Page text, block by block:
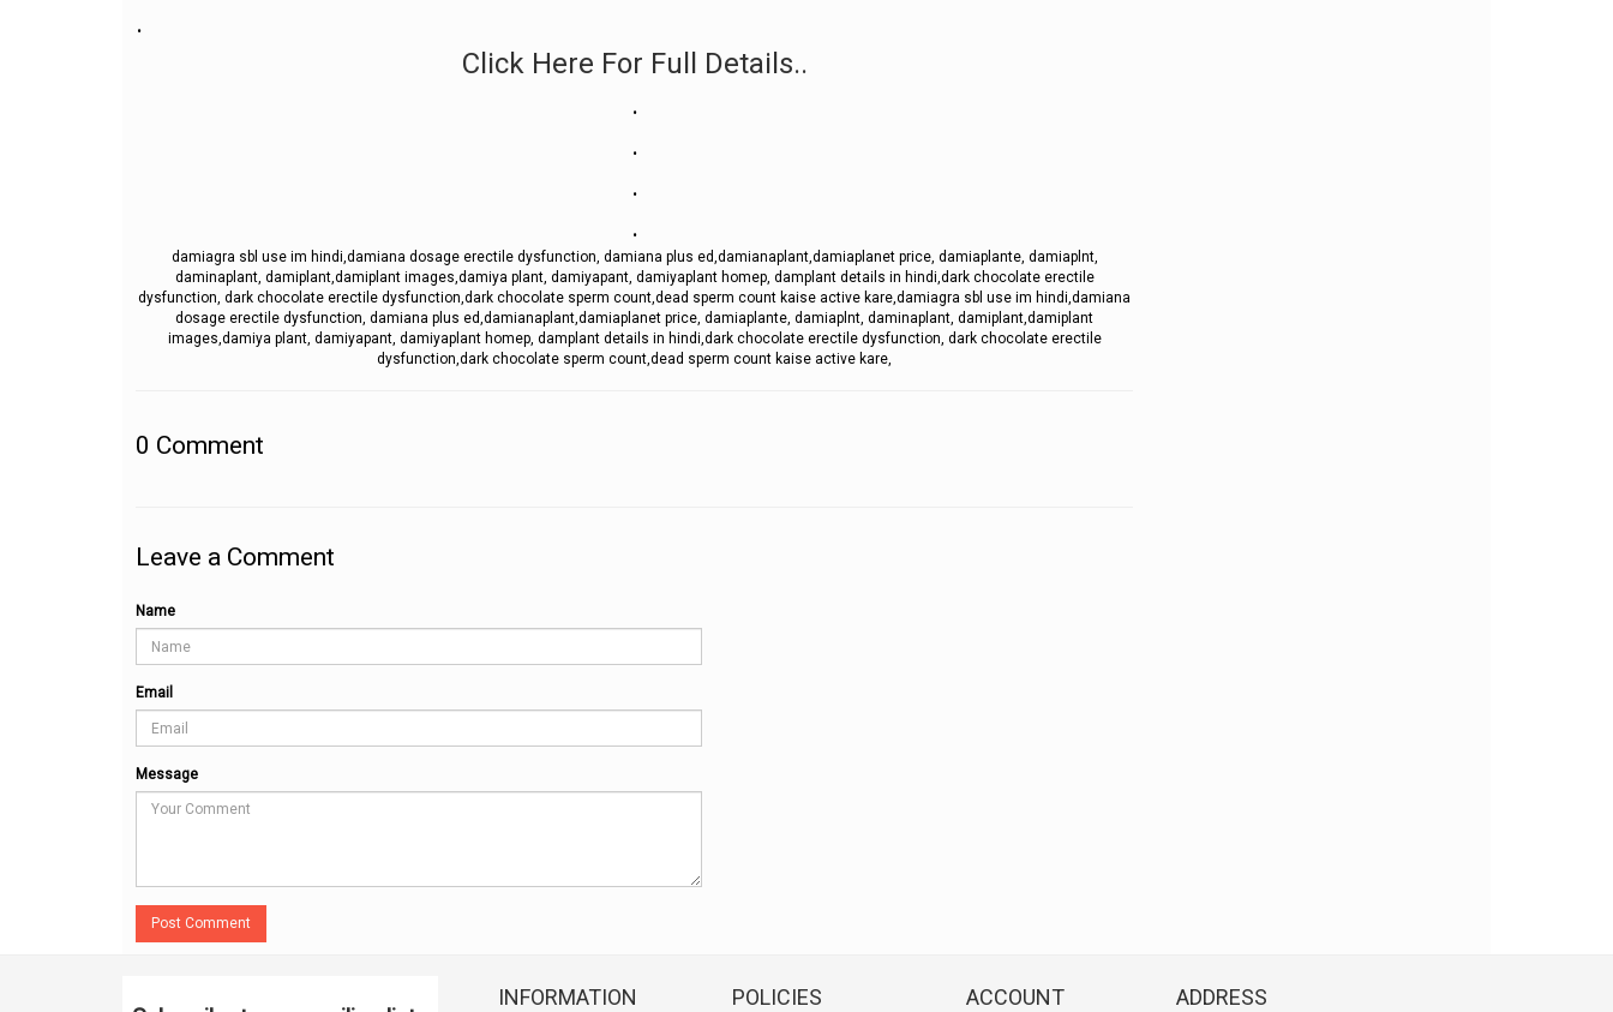
.
Click Here For Full Details..
.
.
.
.
damiagra sbl use im hindi,damiana dosage erectile dysfunction, damiana plus ed,damianaplant,damiaplanet price, damiaplante, damiaplnt,
daminaplant, damiplant,damiplant images,damiya plant, damiyapant, damiyaplant homep, damplant details in hindi,dark chocolate erectile
dysfunction, dark chocolate erectile dysfunction,dark chocolate sperm count,dead sperm count kaise active kare,damiagra sbl use im hindi,damiana
dosage erectile dysfunction, damiana plus ed,damianaplant,damiaplanet price, damiaplante, damiaplnt, daminaplant, damiplant,damiplant
images,damiya plant, damiyapant, damiyaplant homep, damplant details in hindi,dark chocolate erectile dysfunction, dark chocolate erectile
dysfunction,dark chocolate sperm count,dead sperm count kaise active kare,
0 Comment
Leave a Comment
Name
Email
Message
Post Comment
INFORMATION POLICIES ACCOUNT ADDRESS